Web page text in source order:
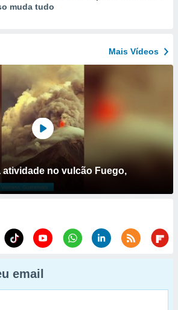
muda tudo
Mais Vídeos
atividade no vulcão Fuego,
email